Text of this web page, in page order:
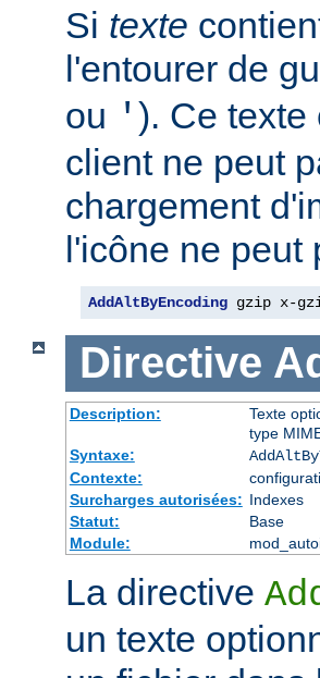
Si texte
l'entourer de
ou ' ). Ce texte
client ne peut
chargement
l'icône ne peut
AddAltByEncoding gzip x-
Directive
Description:
Texte
type
Syntaxe:
Contexte:
Surcharges autorisées: Indexes
Statut:
Base
Module:
La directive
un texte